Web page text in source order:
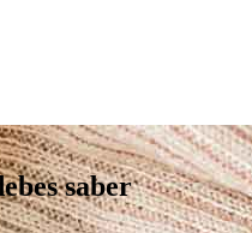
saber